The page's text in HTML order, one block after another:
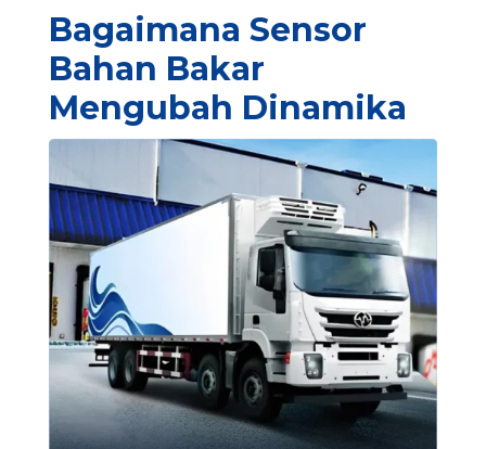
Bagaimana Sensor
Bahan Bakar
Mengubah Dinamika